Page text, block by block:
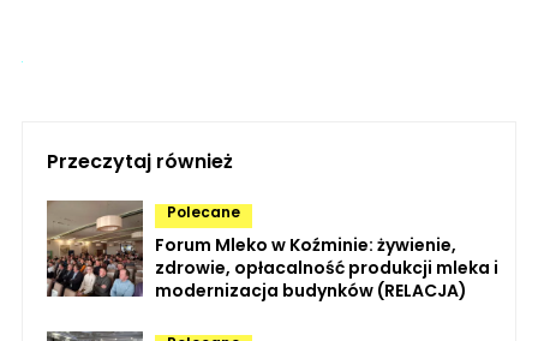
Przeczytaj również
Polecane
Forum Mleko w Koźminie: żywienie,
zdrowie, opłacalność produkcji mleka i
modernizacja budynków (RELACJA)